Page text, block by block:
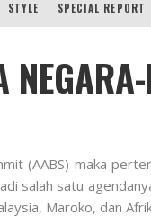
STYLE SPECIAL REPORT
(AABS) maka
salah satu
Maroko, dan